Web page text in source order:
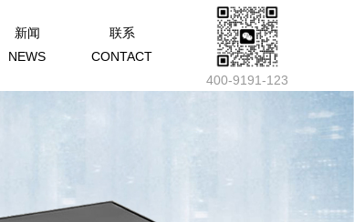
400-9191-123
新闻
NEWS
联系
CONTACT